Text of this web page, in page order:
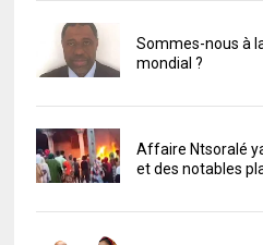
Sommes-nous à
mondial ?
Affaire Ntsoralé
et des notables